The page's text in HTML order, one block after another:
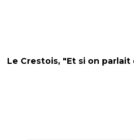
Le Crestois, "Et si on